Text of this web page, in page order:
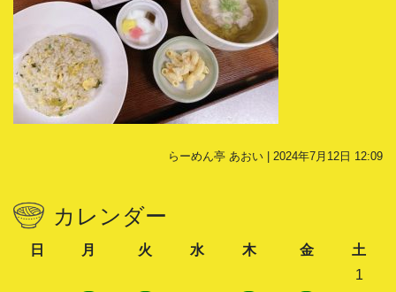
らーめん亭 あおい | 2024年7月12日 12:09
カレンダー
日 月 火 水 木 金
土
1